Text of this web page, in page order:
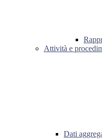
Attività e
Dati